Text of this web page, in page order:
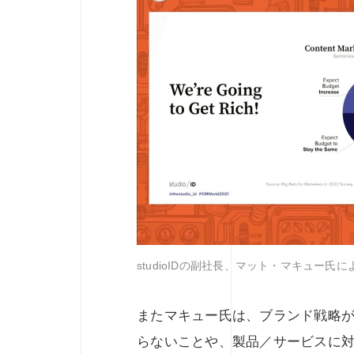
studioIDの副社長、マット・マキュー氏に
またマキュー氏は、ブランド戦略
らないことや、製品／サービスに